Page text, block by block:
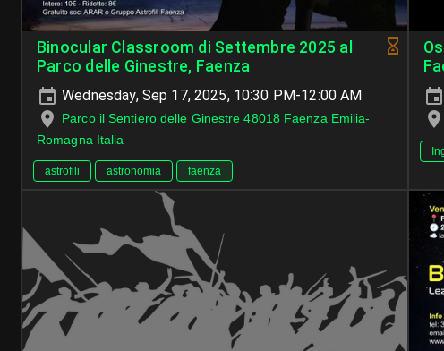
Binocular Classroom di Settembre 2025 al
Parco delle Ginestre, Faenza
Wednesday, Sep 17, 2025, 10:30 PM-12:00 AM
Parco il Sentiero delle Ginestre 48018 Faenza Emilia-
Romagna Italia
astrofili astronomia faenza